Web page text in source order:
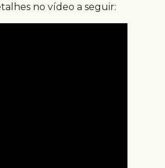
no vídeo a seguir: